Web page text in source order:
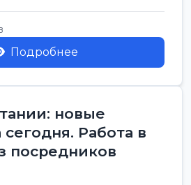
Подробнее
новые
сегодня. Работа в
посредников